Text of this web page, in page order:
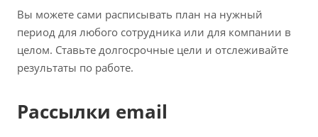
Вы можете сами расписывать план на нужный
период для любого сотрудника или для компании в
целом. Ставьте долгосрочные цели и отслеживайте
результаты по работе.
Рассылки email